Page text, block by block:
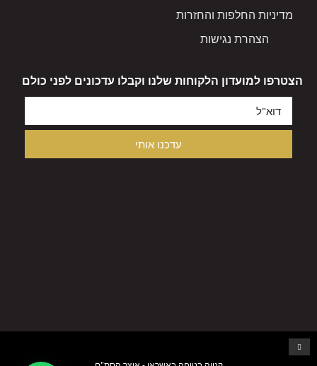
מדיניות החלפות והחזרות
הצהרת נגישות
הצטרפו למועדון הלקוחות שלנו וקבלו עדכונים לפני כולם
עדכנו אותי